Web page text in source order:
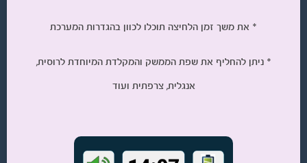
* את משך זמן הלחיצה תוכלו לכוון בהגדרות המערכת
* ניתן להחליף את שפת הממשק והמקלדת המיוחדת לרוסית,
אנגלית, צרפתית ועוד